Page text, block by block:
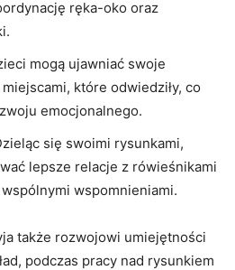
ręka-oko ​oraz​
mogą ujawniać swoje
które odwiedziły, co⁣
emocjonalnego.
się swoimi rysunkami,
lepsze relacje z rówieśnikami
wspomnieniami.
także rozwojowi umiejętności
podczas⁢ pracy nad‍ rysunkiem